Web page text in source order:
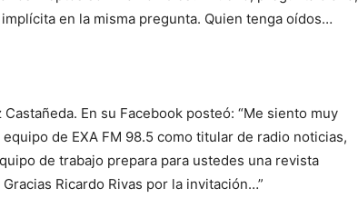
en la misma pregunta. Quien tenga oídos…
En su Facebook posteó: “Me siento muy
de EXA FM 98.5 como titular de radio noticias,
de trabajo prepara para ustedes una revista
Ricardo Rivas por la invitación…”